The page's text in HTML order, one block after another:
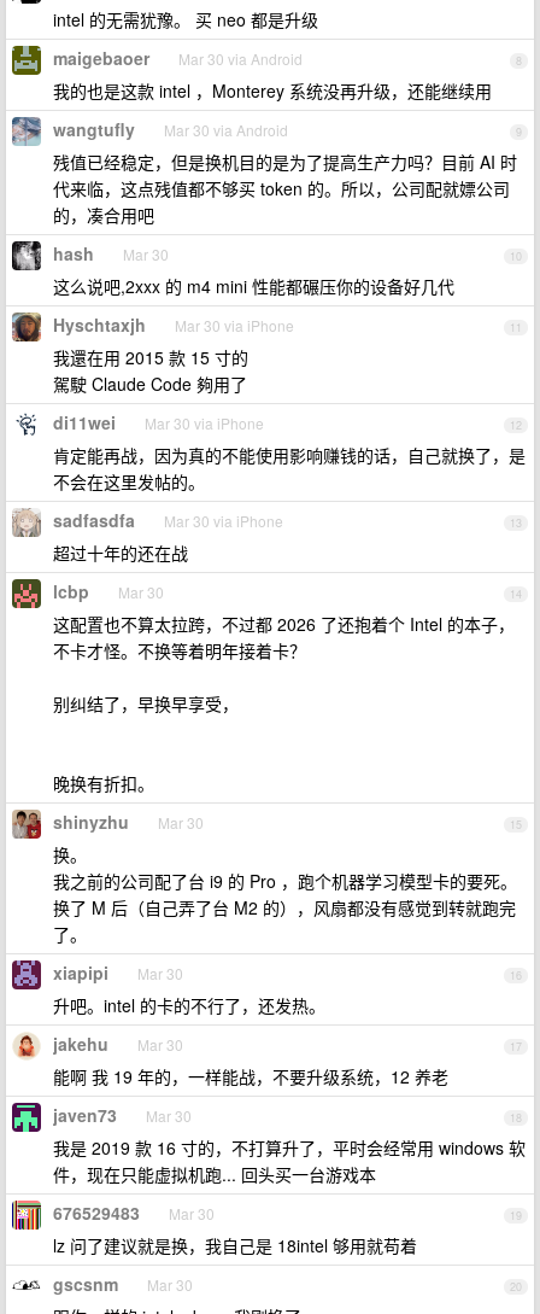
intel 的无需犹豫。 买 neo 都是升级
8
maigebaoer Mar 30 via Android
我的也是这款 intel ，Monterey 系统没再升级，还能继续用
9
wangtufly Mar 30 via Android
残值已经稳定，但是换机目的是为了提高生产力吗？目前 AI 时
代来临，这点残值都不够买 token 的。所以，公司配就嫖公司
的，凑合用吧
10
hash Mar 30
这么说吧,2xxx 的 m4 mini 性能都碾压你的设备好几代
11
Hyschtaxjh Mar 30 via iPhone
我還在用 2015 款 15 寸的
駕駛 Claude Code 夠用了
12
di11wei Mar 30 via iPhone
肯定能再战，因为真的不能使用影响赚钱的话，自己就换了，是
不会在这里发帖的。
13
sadfasdfa Mar 30 via iPhone
超过十年的还在战
14
lcbp Mar 30
这配置也不算太拉跨，不过都 2026 了还抱着个 Intel 的本子，
不卡才怪。不换等着明年接着卡？
别纠结了，早换早享受，
晚换有折扣。
15
shinyzhu Mar 30
换。
我之前的公司配了台 i9 的 Pro ，跑个机器学习模型卡的要死。
换了 M 后（自己弄了台 M2 的），风扇都没有感觉到转就跑完
了。
16
xiapipi Mar 30
升吧。intel 的卡的不行了，还发热。
17
jakehu Mar 30
能啊 我 19 年的，一样能战，不要升级系统，12 养老
18
javen73 Mar 30
我是 2019 款 16 寸的，不打算升了，平时会经常用 windows 软
件，现在只能虚拟机跑... 回头买一台游戏本
19
676529483 Mar 30
lz 问了建议就是换，我自己是 18intel 够用就苟着
20
gscsnm Mar 30